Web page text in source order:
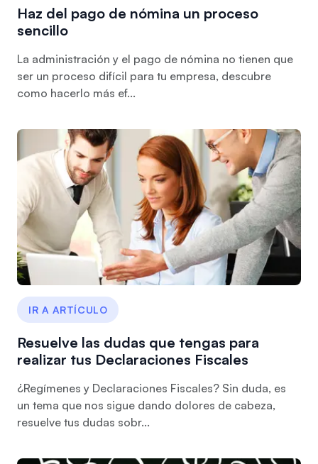
Haz del pago de nómina un proceso
sencillo
La administración y el pago de nómina no tienen que
ser un proceso difícil para tu empresa, descubre
como hacerlo más ef...
IR A ARTÍCULO
Resuelve las dudas que tengas para
realizar tus Declaraciones Fiscales
¿Regímenes y Declaraciones Fiscales? Sin duda, es
un tema que nos sigue dando dolores de cabeza,
resuelve tus dudas sobr...